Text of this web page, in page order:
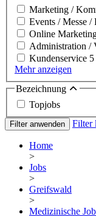
Marketing /
Events / Messe /
Online
Administration /
Kundenservice 5
Mehr anzeigen
Bezeichnung
Topjobs
Filter anwenden Filter
Home
>
Jobs
>
Greifswald
>
Medizinische